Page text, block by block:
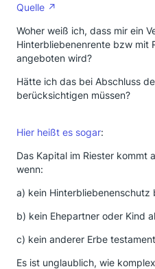
Quelle
Woher weiß ich, dass mir ein
Hinterbliebenenrente bzw mit
angeboten wird?
Hätte ich das bei Abschluss
berücksichtigen müssen?
Hier heißt es sogar:
Das Kapital im Riester kommt
wenn:
a) kein Hinterbliebenenschutz
b) kein Ehepartner oder Kind
c) kein anderer Erbe
Es ist unglaublich, wie